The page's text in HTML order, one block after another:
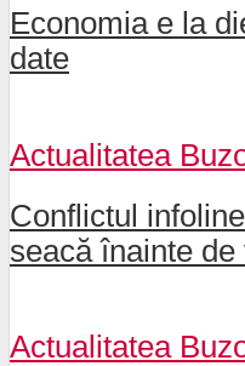
Economia e la
date
Actualitatea
Conflictul
seacă înainte
Actualitatea